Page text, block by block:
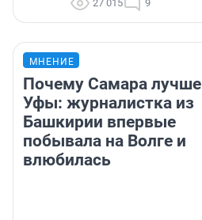
27 015 9
МНЕНИЕ
Почему Самара лучше
Уфы: журналистка из
Башкирии впервые
побывала на Волге и
влюбилась